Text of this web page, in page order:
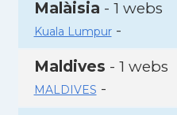
Malàisia - 1 webs
Kuala Lumpur-
Maldives - 1 webs
MALDIVES -